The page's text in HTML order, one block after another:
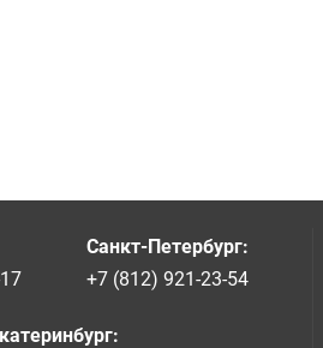
Санкт-Петербург:
+7 (812) 921-23-54
: